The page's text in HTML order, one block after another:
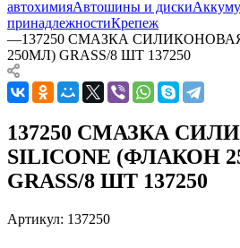
автохимияАвтошины и диски
принадлежностиКрепеж
—137250 СМАЗКА
250МЛ) GRASS/8 ШТ 137250
137250 СМАЗКА
SILICONE (ФЛАКОН
GRASS/8 ШТ 137250
Артикул: 137250